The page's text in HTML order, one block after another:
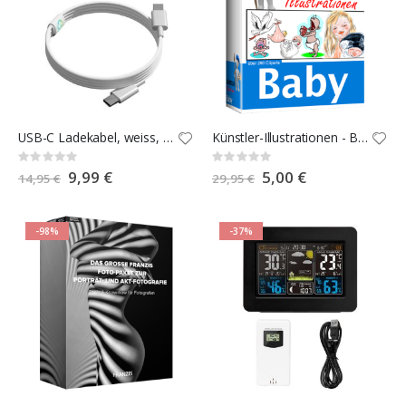
USB-C Ladekabel, weiss, 1,5 m
Rating:
0%
14,95 € Special
Price
9,99 €
Künstler-Illustrationen - Baby
Rating:
0%
29,95 € Special
Price
5,00 €
-98% -37%